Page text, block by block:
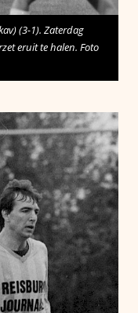
(3-1). Zaterdag
eruit te halen. Foto